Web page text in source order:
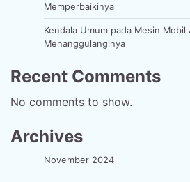
Memperbaikinya
Kendala Umum pada Mesin Mobil
Menanggulanginya
Recent Comments
No comments to show.
Archives
November 2024